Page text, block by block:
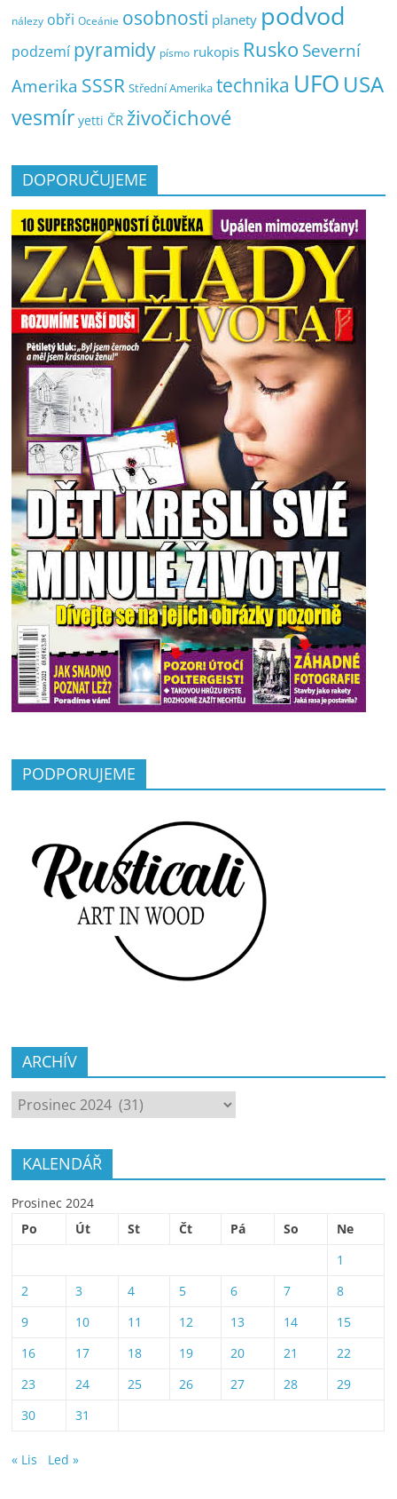
nálezy obři Oceánie osobnosti planety podvod
podzemí pyramidy písmo rukopis Rusko Severní
Amerika SSSR Střední Amerika technika UFO USA
vesmír yetti ČR živočichové
DOPORUČUJEME
PODPORUJEME
ARCHÍV
ARCHÍV
KALENDÁŘ
Prosinec 2024
Po
Út St Čt Pá So
Ne
1
2
3 4 5 6 7
8
9
10 11 12 13 14
15
16
17 18 19 20 21
22
23
24 25 26 27 28
29
30
31
« Lis Led »